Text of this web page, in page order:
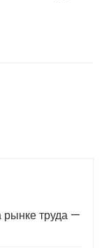
рынке труда —